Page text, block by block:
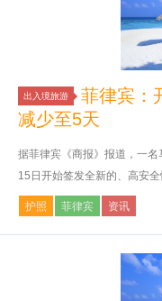
出入境旅游
菲律宾：
减少至5天
据菲律宾《商报》报道，一
15日开始签发全新的、高安
护照 菲律宾 资讯